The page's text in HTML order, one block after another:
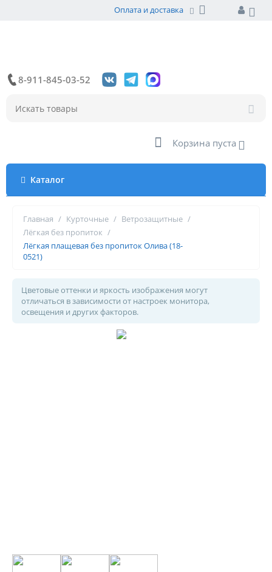
Оплата и доставка
8-911-845-03-52
Корзина пуста
Каталог
Главная / Курточные / Ветрозащитные /
Лёгкая без пропиток /
Лёгкая плащевая без пропиток Олива (18-
0521)
Цветовые оттенки и яркость изображения могут
отличаться в зависимости от настроек монитора,
освещения и других факторов.